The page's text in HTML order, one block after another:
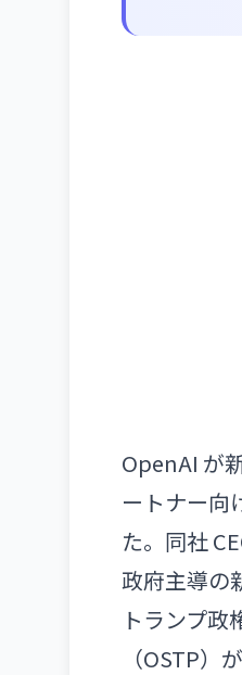
OpenAI が
ートナー向
た。同社
政府主導の
トランプ
（OSTP